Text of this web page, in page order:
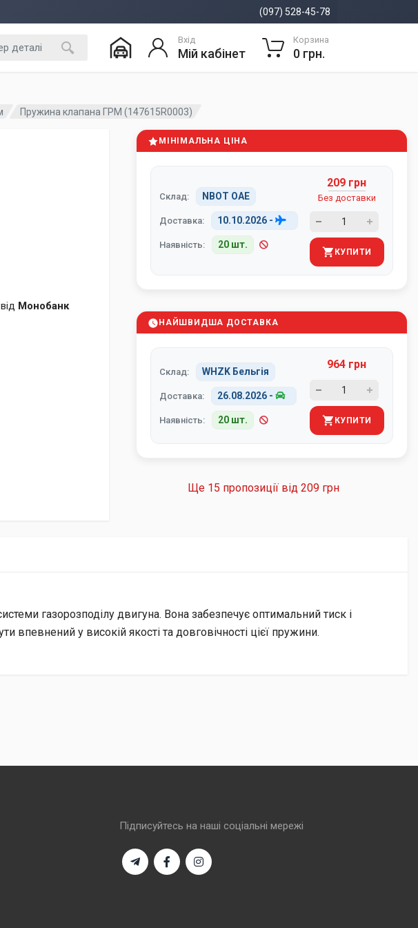
(097) 528-45-78
Вхід
Мій кабінет
Корзина
0 грн.
Пружина клапана ГРМ (147615R0003)
Монобанк
МІНІМАЛЬНА ЦІНА
Склад: NBOT ОАЕ
Доставка: 10.10.2026 -
Наявність: 20 шт.
209 грн
Без доставки
КУПИТИ
НАЙШВИДША ДОСТАВКА
Склад: WHZK Бельгія
Доставка: 26.08.2026 -
Наявність: 20 шт.
964 грн
КУПИТИ
Ще 15 пропозиції від 209 грн
газорозподілу двигуна. Вона забезпечує оптимальний тиск і
у високій якості та довговічності цієї пружини.
Підписуйтесь на наші соціальні мережі